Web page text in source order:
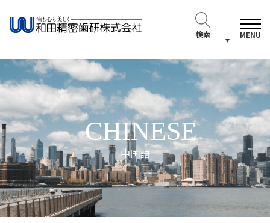
検索 MENU
CHINESE
中国語